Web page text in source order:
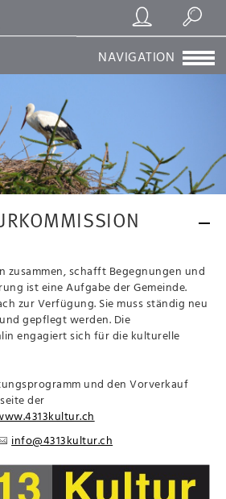
Registrierung/Login
Suchen
NAVIGATION
zusammen, schafft Begegnungen und
ist eine Aufgabe der Gemeinde.
zur Verfügung. Sie muss ständig neu
gepflegt werden. Die
engagiert sich für die kulturelle
und den Vorverkauf
der
info@4313kultur.ch